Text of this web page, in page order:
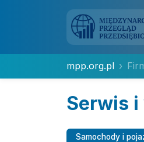
mpp.org.pl
Serwis
Samochody i